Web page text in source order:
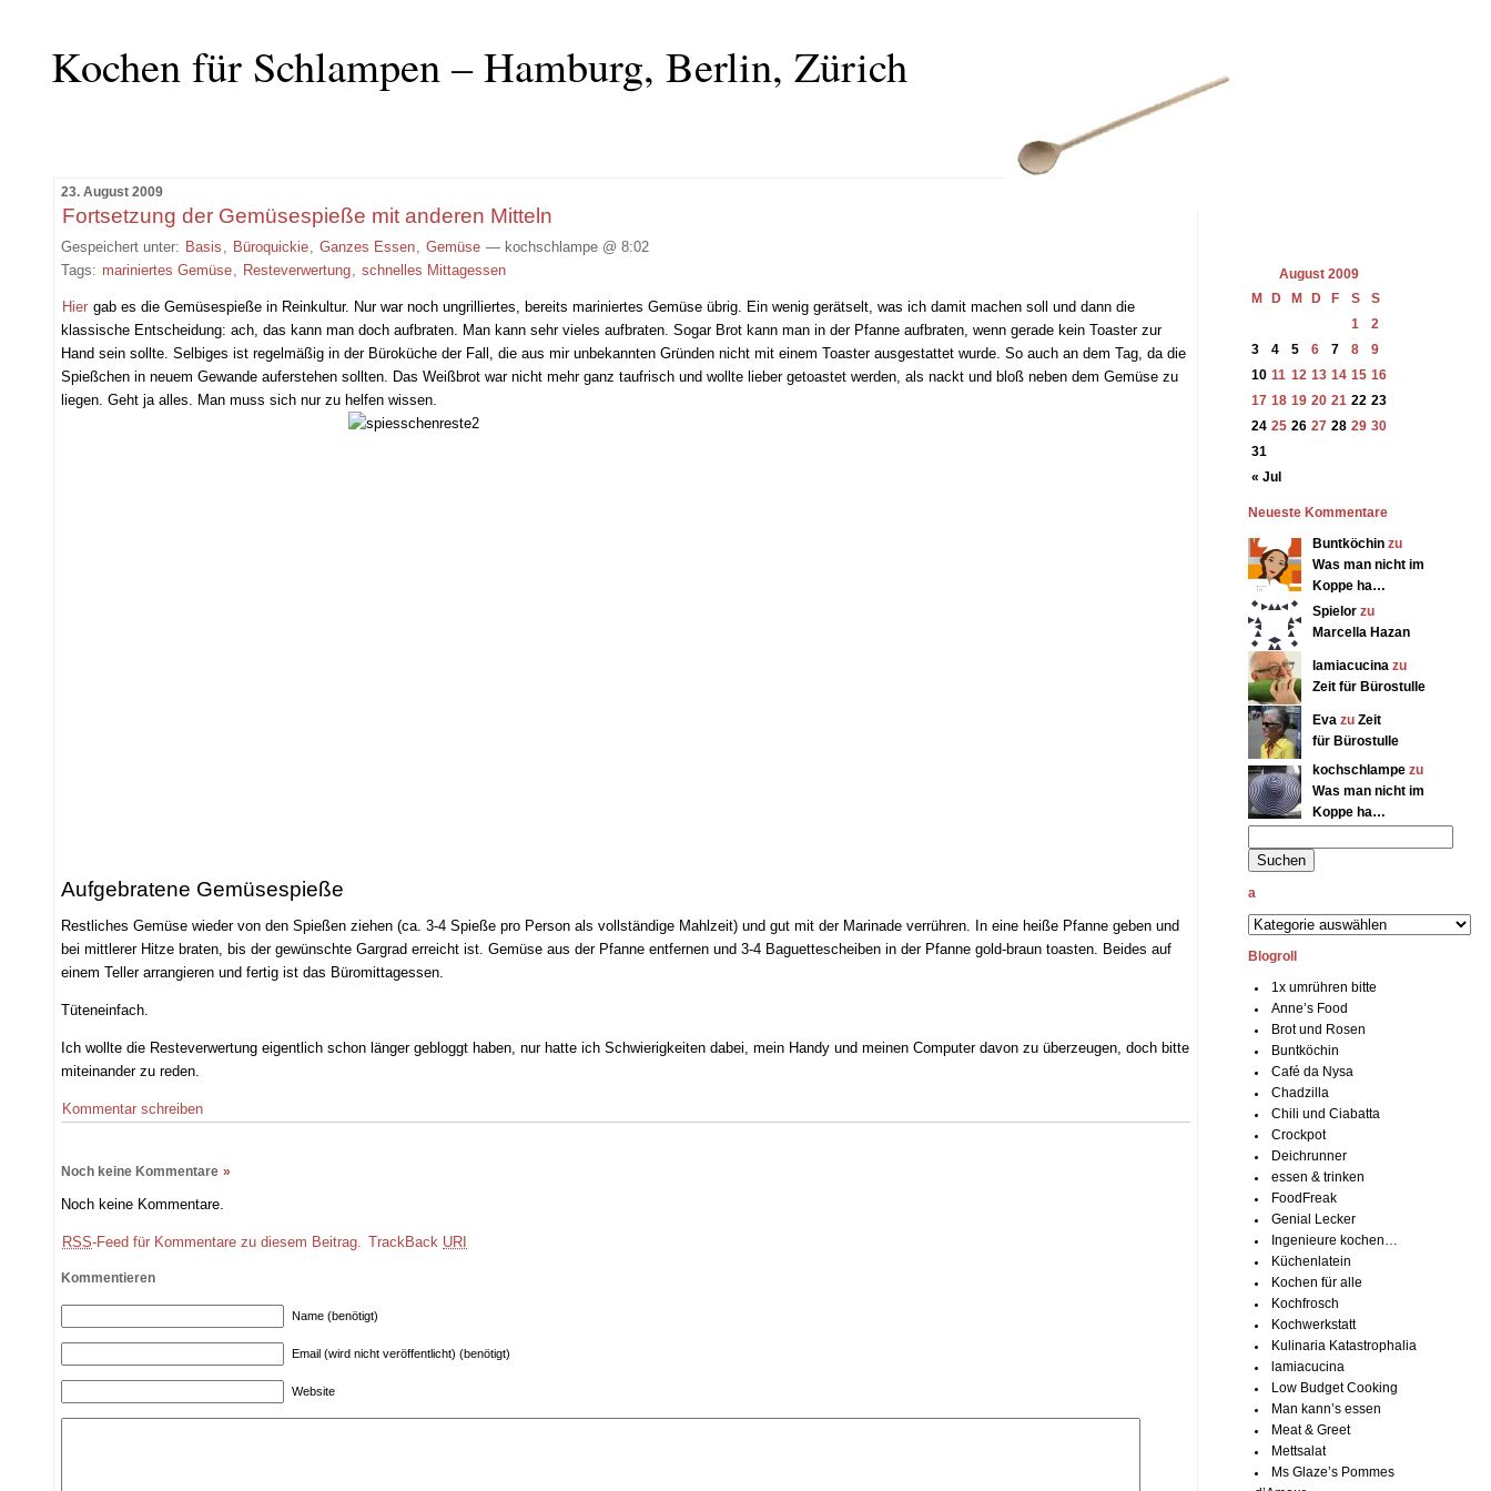
Kochen für Schlampen – Hamburg, Berlin, Zürich
23. August 2009
Fortsetzung der Gemüsespieße mit anderen Mitteln
Gespeichert unter: Basis Büroquickie Ganzes Essen Gemüse — kochschlampe @ 8:02
Tags: mariniertes Gemüse Resteverwertung schnelles Mittagessen
Hier gab es die Gemüsespieße in Reinkultur. Nur war noch ungrilliertes, bereits mariniertes Gemüse übrig. Ein wenig gerätselt, was ich damit machen soll und dann die
klassische Entscheidung: ach, das kann man doch aufbraten. Man kann sehr vieles aufbraten. Sogar Brot kann man in der Pfanne aufbraten, wenn gerade kein Toaster zur
Hand sein sollte. Selbiges ist regelmäßig in der Büroküche der Fall, die aus mir unbekannten Gründen nicht mit einem Toaster ausgestattet wurde. So auch an dem Tag, da die
Spießchen in neuem Gewande auferstehen sollten. Das Weißbrot war nicht mehr ganz taufrisch und wollte lieber getoastet werden, als nackt und bloß neben dem Gemüse zu
liegen. Geht ja alles. Man muss sich nur zu helfen wissen.
Aufgebratene Gemüsespieße
Restliches Gemüse wieder von den Spießen ziehen (ca. 3-4 Spieße pro Person als vollständige Mahlzeit) und gut mit der Marinade verrühren. In eine heiße Pfanne geben und
bei mittlerer Hitze braten, bis der gewünschte Gargrad erreicht ist. Gemüse aus der Pfanne entfernen und 3-4 Baguettescheiben in der Pfanne gold-braun toasten. Beides auf
einem Teller arrangieren und fertig ist das Büromittagessen.
Tüteneinfach.
Ich wollte die Resteverwertung eigentlich schon länger gebloggt haben, nur hatte ich Schwierigkeiten dabei, mein Handy und meinen Computer davon zu überzeugen, doch bitte
miteinander zu reden.
Kommentar schreiben
Noch keine Kommentare »
Noch keine Kommentare.
RSS-Feed für Kommentare zu diesem Beitrag. TrackBack URI
Kommentieren
Name (benötigt)
Email (wird nicht veröffentlicht) (benötigt)
Website
August 2009
M
D M D F S S
« Jul
1
2
3
4 5 6 7 8
9
10 11 12 13 14 15 16
17 18 19 20 21 22 23
24 25 26 27 28 29 30
31
Neueste Kommentare
Buntköchin zu
Was man nicht im
Koppe ha…
Spielor zu
Marcella Hazan
lamiacucina zu
Zeit für Bürostulle
Eva zuZeit
für Bürostulle
kochschlampe zu
Was man nicht im
Koppe ha…
a
Blogroll
1x umrühren bitte
Anne’s Food
Brot und Rosen
Buntköchin
Café da Nysa
Chadzilla
Chili und Ciabatta
Crockpot
Deichrunner
essen & trinken
FoodFreak
Genial Lecker
Ingenieure kochen…
Küchenlatein
Kochen für alle
Kochfrosch
Kochwerkstatt
Kulinaria Katastrophalia
lamiacucina
Low Budget Cooking
Man kann’s essen
Meat & Greet
Mettsalat
Ms Glaze’s Pommes